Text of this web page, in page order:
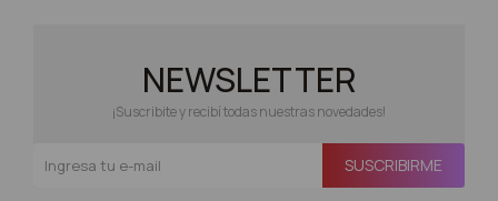
NEWSLETTER
¡Suscribite y recibí todas nuestras novedades!
SUSCRIBIRME